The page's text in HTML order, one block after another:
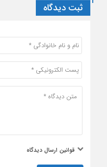
ثبت دیدگاه
قوانین ارسال دیدگاه